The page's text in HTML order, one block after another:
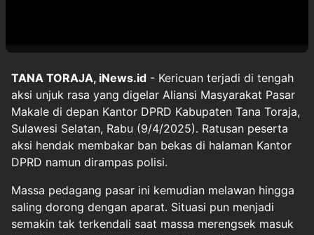
TANA TORAJA, iNews.id - Kericuan terjadi di tengah
aksi unjuk rasa yang digelar Aliansi Masyarakat Pasar
Makale di depan Kantor DPRD Kabupaten Tana Toraja,
Sulawesi Selatan, Rabu (9/4/2025). Ratusan peserta
aksi hendak membakar ban bekas di halaman Kantor
DPRD namun dirampas polisi.
Massa pedagang pasar ini kemudian melawan hingga
saling dorong dengan aparat. Situasi pun menjadi
semakin tak terkendali saat massa merengsek masuk